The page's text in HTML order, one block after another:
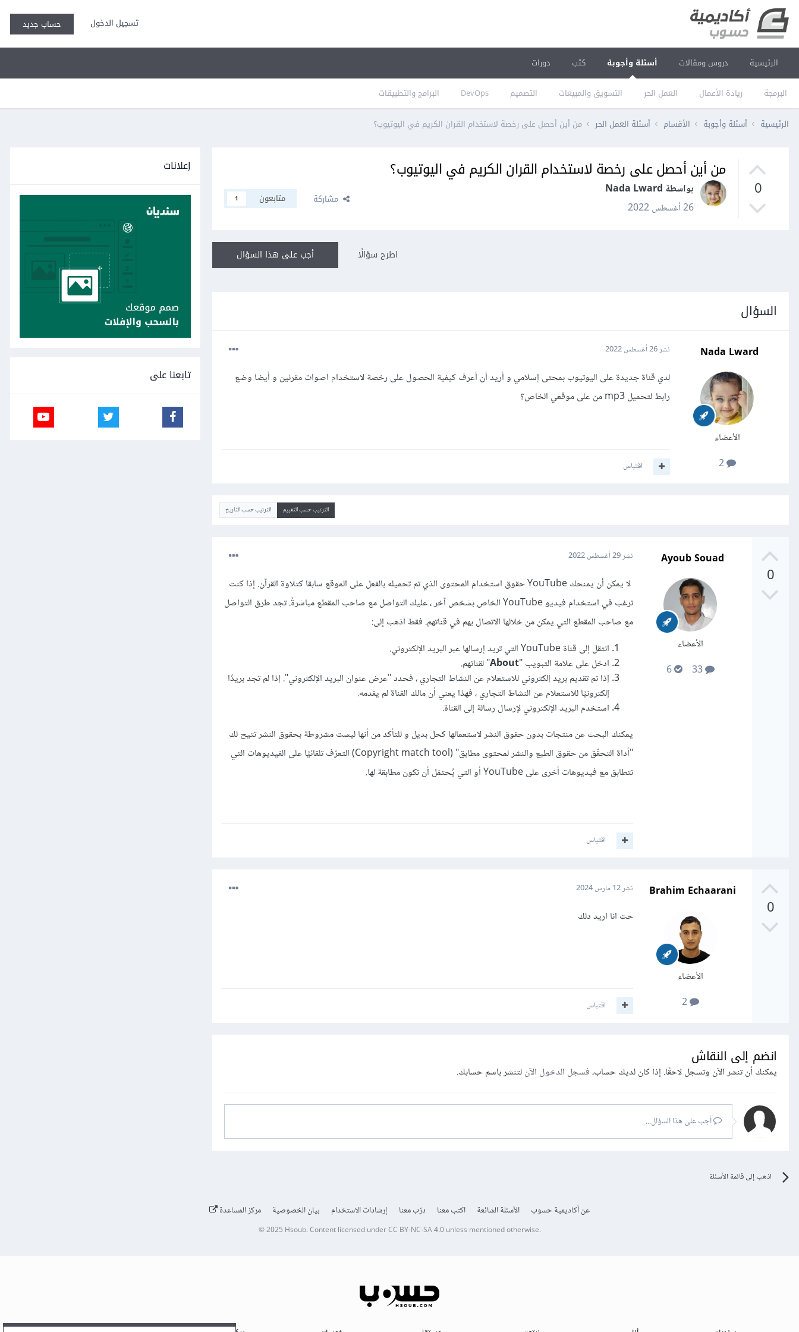
تسجيل الدخول حساب جديد
الرئيسية دروس ومقالات أسئلة وأجوبة
البرمجة ريادة الأعمال العمل الحر التسويق والمبيعات التصميم DevOps البرامج والتطبيقات
كتب دورات
الرئيسية أسئلة وأجوبة الأقسام أسئلة العمل الحر من أين أحصل على رخصة لاستخدام القران الكريم في اليوتيوب؟
0
من أين أحصل على رخصة لاستخدام القران الكريم في اليوتيوب؟
بواسطة Nada Lward
26 أغسطس 2022
مشاركة متابعون 1
أجب على هذا السؤال اطرح سؤالًا
السؤال
Nada Lward
الأعضاء
2
نشر26 أغسطس 2022
لدي قناة جديدة على اليوتيوب بمحتى إسلامي و أريد أن أعرف كيفية الحصول على رخصة لاستخدام اصوات مقرئين و أيضا وضع
رابط لتحميل mp3 من على موقعي الخاص؟
اقتباس
الترتيب حسب التقييم الترتيب حسب التاريخ
0
Ayoub Souad
الأعضاء
33
6
نشر29 أغسطس 2022
لا يمكن أن يمنحك YouTube حقوق استخدام المحتوى الذي تم تحميله بالفعل على الموقع سابقا كتلاوة القرآن. إذا كنت
ترغب في استخدام فيديو YouTube الخاص بشخص آخر ، عليك التواصل مع صاحب المقطع مباشرةً. تجد طرق التواصل
مع صاحب المقطع التي يمكن من خلالها الاتصال بهم في قناتهم. فقط اذهب إلى:
انتقل إلى قناة YouTube التي تريد إرسالها عبر البريد الإلكتروني.
ادخل على علامة التبويب "About" لقناتهم.
إذا تم تقديم بريد إلكتروني للاستعلام عن النشاط التجاري ، فحدد "عرض عنوان البريد الإلكتروني". إذا لم تجد بريدًا
إلكترونيًا للاستعلام عن النشاط التجاري ، فهذا يعني أن مالك القناة لم يقدمه.
استخدم البريد الإلكتروني لإرسال رسالة إلى القناة.
يمكنك البحث عن منتجات بدون حقوق النشر لاستعمالها كحل بديل و للتأكد من أنها ليست مشروطة بحقوق النشر تتيح لك
"أداة التحقّق من حقوق الطبع والنشر لمحتوى مطابق" (Copyright match tool) التعرّف تلقائيًا على الفيديوهات التي
تتطابق مع فيديوهات أخرى على YouTube أو التي يُحتمَل أن تكون مطابقة لها.
اقتباس
0
Brahim Echaarani
الأعضاء
2
نشر12 مارس 2024
حت انا اريد دلك
اقتباس
انضم إلى النقاش
يمكنك أن تنشر الآن وتسجل لاحقًا. إذا كان لديك حساب،فسجل الدخول الآنلتنشر باسم حسابك.
أجب على هذا السؤال...
اذهب إلى قائمة الأسئلة
إعلانات
تابعنا على
عن أكاديمية حسوب الأسئلة الشائعة اكتب معنا درّب معنا إرشادات الاستخدام بيان الخصوصية مركز المساعدة
© 2025 Hsoub.Content licensed underCC BY-NC-SA 4.0unless mentioned otherwise.